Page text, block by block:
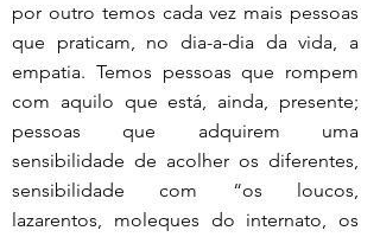
por outro temos cada vez mais pessoas
que praticam, no dia-a-dia da vida, a
empatia. Temos pessoas que rompem
com aquilo que está, ainda, presente;
pessoas que adquirem uma
sensibilidade de acolher os diferentes,
sensibilidade com “os loucos,
lazarentos, moleques do internato, os